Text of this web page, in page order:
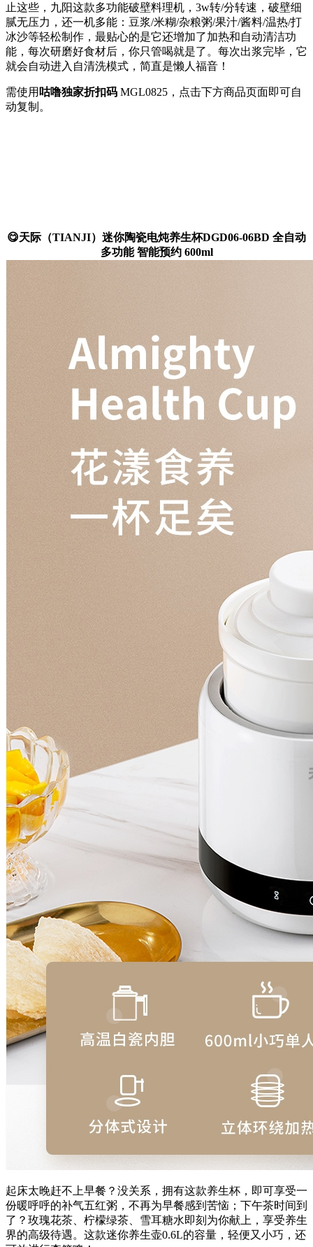
止这些，九阳这款多功能破壁料理机，3w转/分转速，破壁细
腻无压力，还一机多能：豆浆/米糊/杂粮粥/果汁/酱料/温热/打
冰沙等轻松制作，最贴心的是它还增加了加热和自动清洁功
能，每次研磨好食材后，你只管喝就是了。每次出浆完毕，它
就会自动进入自清洗模式，简直是懒人福音！
需使用 咕噜独家折扣码 MGL0825 ，点击下方商品页面即可自
动复制。
😋天际（TIANJI）迷你陶瓷电炖养生杯DGD06-06BD 全自动
多功能 智能预约 600ml
起床太晚赶不上早餐？没关系，拥有这款养生杯，即可享受一
份暖呼呼的补气五红粥，不再为早餐感到苦恼；下午茶时间到
了？玫瑰花茶、柠檬绿茶、雪耳糖水即刻为你献上，享受养生
界的高级待遇。这款迷你养生壶0.6L的容量，轻便又小巧，还